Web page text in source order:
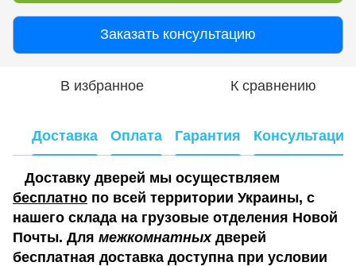
Заказать консультацию
В избранное К сравнению
Доставка Оплата Гарантия Консультация
Доставку дверей мы осуществляем
бесплатно по всей территории Украины, с
нашего склада на грузовые отделения Новой
Почты. Для межкомнатныхдверей
бесплатная доставка доступна при условии